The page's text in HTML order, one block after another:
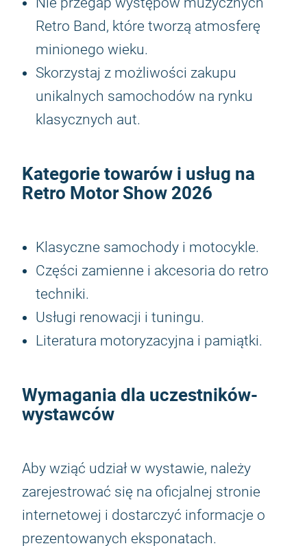
Retro Band, które tworzą atmosferę
minionego wieku.
Skorzystaj z możliwości zakupu
unikalnych samochodów na rynku
klasycznych aut.
Kategorie towarów i usług na
Retro Motor Show 2026
Klasyczne samochody i motocykle.
Części zamienne i akcesoria do retro
techniki.
Usługi renowacji i tuningu.
Literatura motoryzacyjna i pamiątki.
Wymagania dla uczestników-
wystawców
Aby wziąć udział w wystawie, należy
zarejestrować się na oficjalnej stronie
internetowej i dostarczyć informacje o
prezentowanych eksponatach.